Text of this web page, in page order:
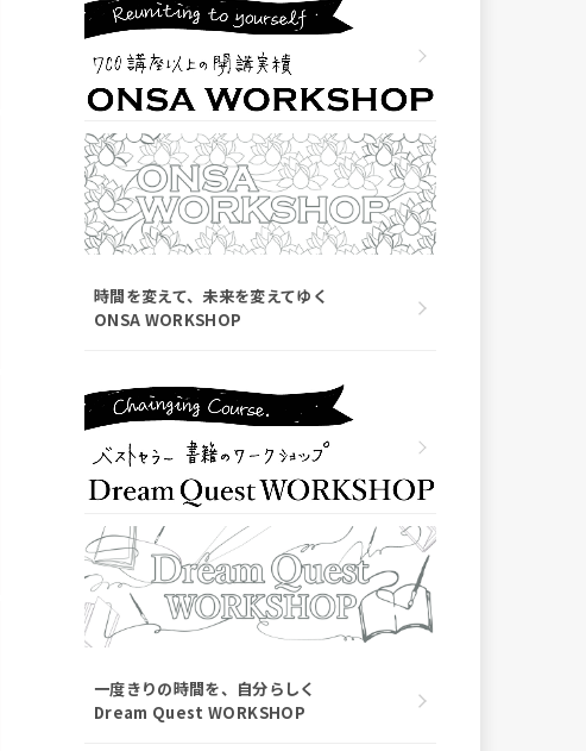
時間を変えて、未来を変えてゆく
ONSA WORKSHOP
一度きりの時間を、自分らしく
Dream Quest WORKSHOP